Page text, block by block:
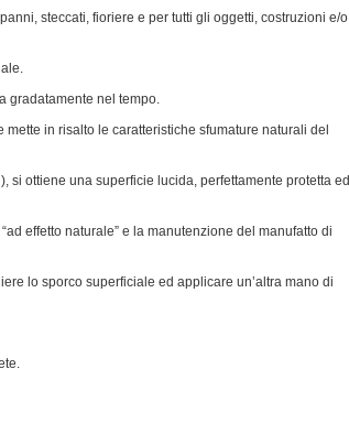
steccati, fioriere e per tutti gli oggetti, costruzioni e/o
gradatamente nel tempo.
in risalto le caratteristiche sfumature naturali del
ottiene una superficie lucida, perfettamente protetta ed
effetto naturale” e la manutenzione del manufatto di
lo sporco superficiale ed applicare un’altra mano di